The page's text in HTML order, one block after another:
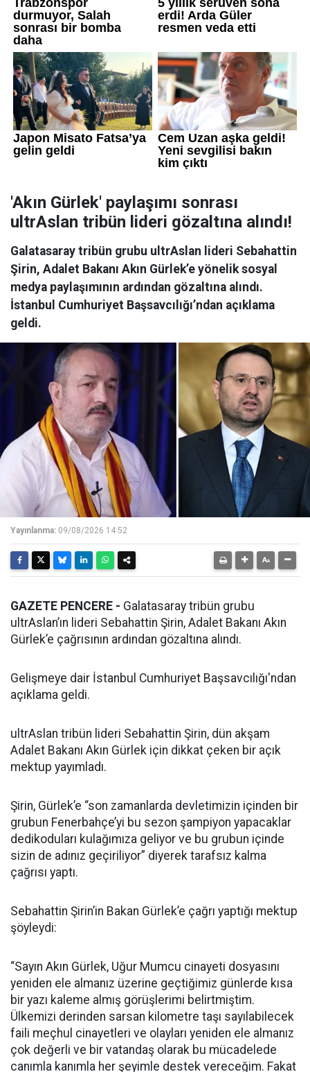
'Akın Gürlek' paylaşımı sonrası
ultrAslan tribün lideri gözaltına alındı!
Galatasaray tribün grubu ultrAslan lideri Sebahattin
Şirin, Adalet Bakanı Akın Gürlek’e yönelik sosyal
medya paylaşımının ardından gözaltına alındı.
İstanbul Cumhuriyet Başsavcılığı’ndan açıklama
geldi.
Yayınlanma: 09/08/2026 14:52
GAZETE PENCERE - Galatasaray tribün grubu
ultrAslan’ın lideri Sebahattin Şirin, Adalet Bakanı Akın
Gürlek’e çağrısının ardından gözaltına alındı.
Gelişmeye dair İstanbul Cumhuriyet Başsavcılığı'ndan
açıklama geldi.
ultrAslan tribün lideri Sebahattin Şirin, dün akşam
Adalet Bakanı Akın Gürlek için dikkat çeken bir açık
mektup yayımladı.
Şirin, Gürlek’e “son zamanlarda devletimizin içinden bir
grubun Fenerbahçe’yi bu sezon şampiyon yapacaklar
dedikoduları kulağımıza geliyor ve bu grubun içinde
sizin de adınız geçiriliyor” diyerek tarafsız kalma
çağrısı yaptı.
Sebahattin Şirin’in Bakan Gürlek’e çağrı yaptığı mektup
şöyleydi:
“Sayın Akın Gürlek, Uğur Mumcu cinayeti dosyasını
yeniden ele almanız üzerine geçtiğimiz günlerde kısa
bir yazı kaleme almış görüşlerimi belirtmiştim.
Ülkemizi derinden sarsan kilometre taşı sayılabilecek
faili meçhul cinayetleri ve olayları yeniden ele almanız
çok değerli ve bir vatandaş olarak bu mücadelede
canımla kanımla her şeyimle destek vereceğim. Fakat